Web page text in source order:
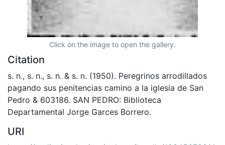
Click on the image to open the gallery.
Citation
s. n., s. n., s. n. & s. n. (1950). Peregrinos arrodillados
pagando sus penitencias camino a la iglesia de San
Pedro & 603186. SAN PEDRO: Biblioteca
Departamental Jorge Garces Borrero.
URI